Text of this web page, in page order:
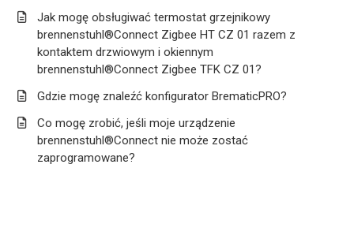
Jak mogę obsługiwać termostat grzejnikowy
brennenstuhl®Connect Zigbee HT CZ 01 razem z
kontaktem drzwiowym i okiennym
brennenstuhl®Connect Zigbee TFK CZ 01?
Gdzie mogę znaleźć konfigurator BrematicPRO?
Co mogę zrobić, jeśli moje urządzenie
brennenstuhl®Connect nie może zostać
zaprogramowane?